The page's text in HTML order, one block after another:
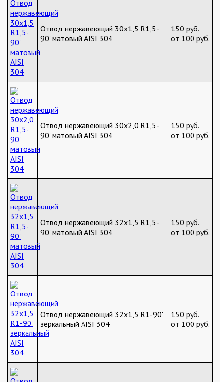
Отвод нержавеющий 30х1,5 R1,5-
90' матовый AISI 304
150 руб.
от 100 руб.
Отвод нержавеющий 30х2,0 R1,5-
90' матовый AISI 304
150 руб.
от 100 руб.
Отвод нержавеющий 32х1,5 R1,5-
90' матовый AISI 304
150 руб.
от 100 руб.
Отвод нержавеющий 32х1,5 R1-90'
зеркальный AISI 304
150 руб.
от 100 руб.